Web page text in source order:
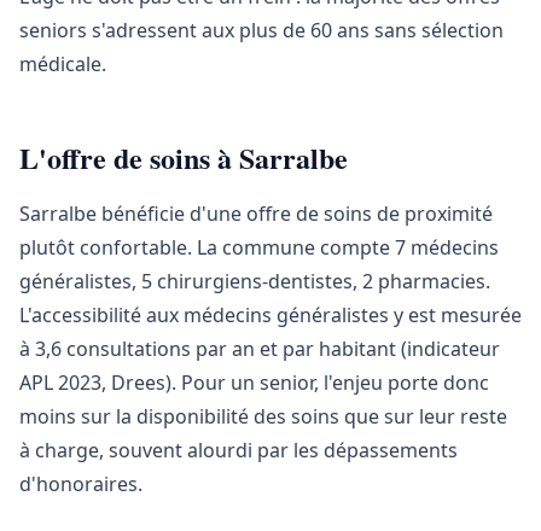
seniors s'adressent aux plus de 60 ans sans sélection
médicale.
L'offre de soins à Sarralbe
Sarralbe bénéficie d'une offre de soins de proximité
plutôt confortable. La commune compte 7 médecins
généralistes, 5 chirurgiens-dentistes, 2 pharmacies.
L'accessibilité aux médecins généralistes y est mesurée
à 3,6 consultations par an et par habitant (indicateur
APL 2023, Drees). Pour un senior, l'enjeu porte donc
moins sur la disponibilité des soins que sur leur reste
à charge, souvent alourdi par les dépassements
d'honoraires.